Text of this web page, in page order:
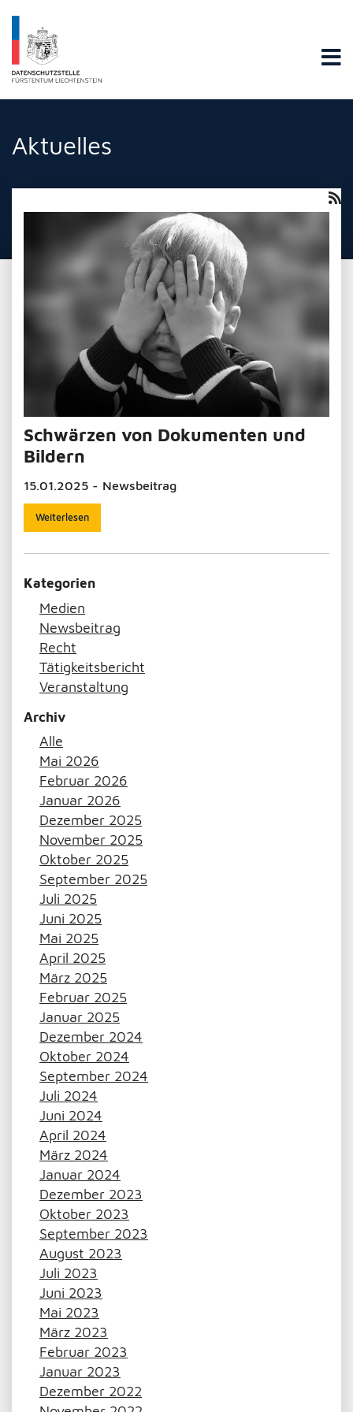
Datenschutzstelle Fürstentums Liechtenstein
Aktuelles
Schwärzen von Dokumenten und
Bildern
15.01.2025 - Newsbeitrag
Weiterlesen
Kategorien
Medien
Newsbeitrag
Recht
Tätigkeitsbericht
Veranstaltung
Archiv
Alle
Mai 2026
Februar 2026
Januar 2026
Dezember 2025
November 2025
Oktober 2025
September 2025
Juli 2025
Juni 2025
Mai 2025
April 2025
März 2025
Februar 2025
Januar 2025
Dezember 2024
Oktober 2024
September 2024
Juli 2024
Juni 2024
April 2024
März 2024
Januar 2024
Dezember 2023
Oktober 2023
September 2023
August 2023
Juli 2023
Juni 2023
Mai 2023
März 2023
Februar 2023
Januar 2023
Dezember 2022